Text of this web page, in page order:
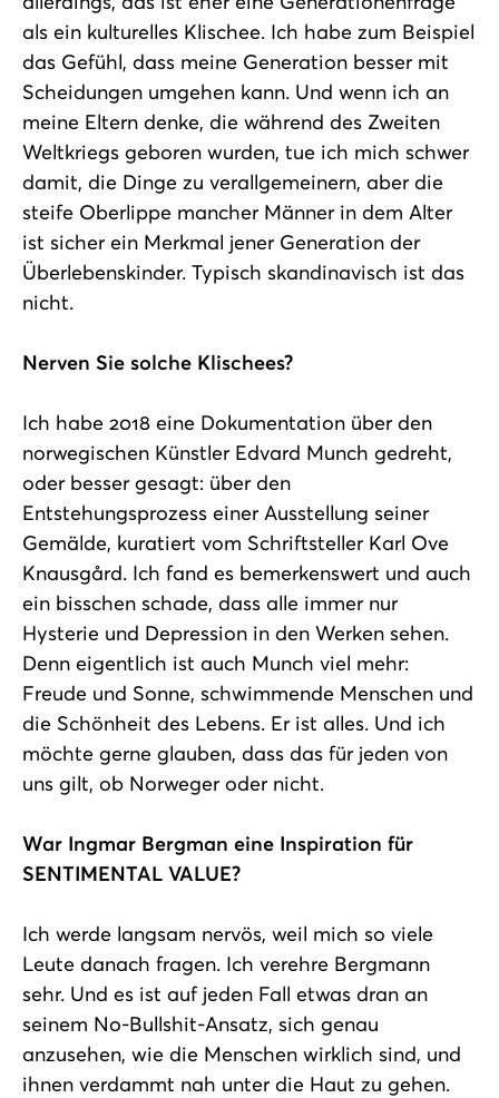
als ein kulturelles Klischee. Ich habe zum Beispiel
das Gefühl, dass meine Generation besser mit
Scheidungen umgehen kann. Und wenn ich an
meine Eltern denke, die während des Zweiten
Weltkriegs geboren wurden, tue ich mich schwer
damit, die Dinge zu verallgemeinern, aber die
steife Oberlippe mancher Männer in dem Alter
ist sicher ein Merkmal jener Generation der
Überlebenskinder. Typisch skandinavisch ist das
nicht.
Nerven Sie solche Klischees?
Ich habe 2018 eine Dokumentation über den
norwegischen Künstler Edvard Munch gedreht,
oder besser gesagt: über den
Entstehungsprozess einer Ausstellung seiner
Gemälde, kuratiert vom Schriftsteller Karl Ove
Knausgård. Ich fand es bemerkenswert und auch
ein bisschen schade, dass alle immer nur
Hysterie und Depression in den Werken sehen.
Denn eigentlich ist auch Munch viel mehr:
Freude und Sonne, schwimmende Menschen und
die Schönheit des Lebens. Er ist alles. Und ich
möchte gerne glauben, dass das für jeden von
uns gilt, ob Norweger oder nicht.
War Ingmar Bergman eine Inspiration für
SENTIMENTAL VALUE?
Ich werde langsam nervös, weil mich so viele
Leute danach fragen. Ich verehre Bergmann
sehr. Und es ist auf jeden Fall etwas dran an
seinem No-Bullshit-Ansatz, sich genau
anzusehen, wie die Menschen wirklich sind, und
ihnen verdammt nah unter die Haut zu gehen.